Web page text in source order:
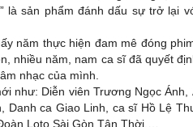
là sản phẩm đánh dấu sự trở lại
năm thực hiện đam mê đóng
nhiều năm, nam ca sĩ đã quyết
nhạc của mình.
như: Diễn viên Trương Ngọc Ánh,
Danh ca Giao Linh, ca sĩ Hồ Lệ
Loto Sài Gòn Tân Thời,…